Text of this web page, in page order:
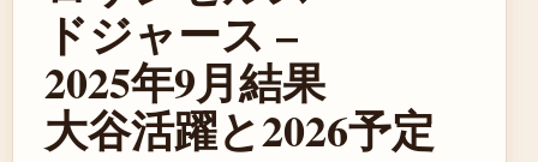
ドジャース –
2025年9月結果
大谷活躍と2026予定